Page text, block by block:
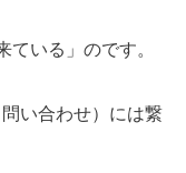
ている」のです。
い合わせ）には繋